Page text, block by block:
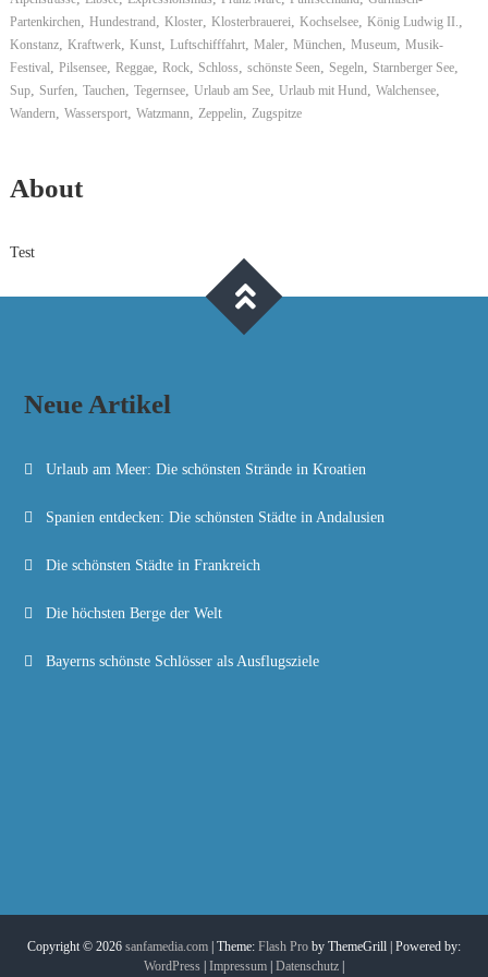
Partenkirchen
Hundestrand Kloster, Klosterbrauerei Kochselsee, König Ludwig II.
Konstanz, Kraftwerk, Kunst, Luftschifffahrt, Maler, München Museum, Musik-
Festival
Pilsensee, Reggae, Rock, Schloss schönste Seen Segeln Starnberger See,
Sup, Surfen Tauchen Tegernsee, Urlaub am See, Urlaub mit Hund Walchensee,
Wandern Wassersport, Watzmann Zeppelin Zugspitze
About
Test
Neue Artikel
Urlaub am Meer: Die schönsten Strände in Kroatien
Spanien entdecken: Die schönsten Städte in Andalusien
Die schönsten Städte in Frankreich
Die höchsten Berge der Welt
Bayerns schönste Schlösser als Ausflugsziele
Copyright © 2026 sanfamedia.com | Theme: Flash Pro by ThemeGrill | Powered by:
WordPress | Impressum | Datenschutz |